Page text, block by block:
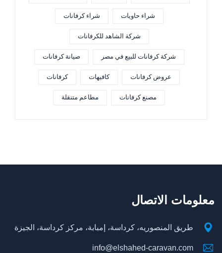
شراء حاويات شراء كرفانات
شركة الشاهد للكرفانات
شركة كرفانات للبيع في مصر صيانة كرفانات
عروض كرفانات كافيهات كرفانات
مصنع كرفانات مطاعم متنقلة
معلومات الاتصال
طريق المنصوريه، كرداسة، إمبابة، مركز كرداسة، الجيزة
info@elshahed-caravan.com